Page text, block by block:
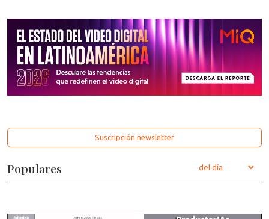
Suscripción newsletter
Populares